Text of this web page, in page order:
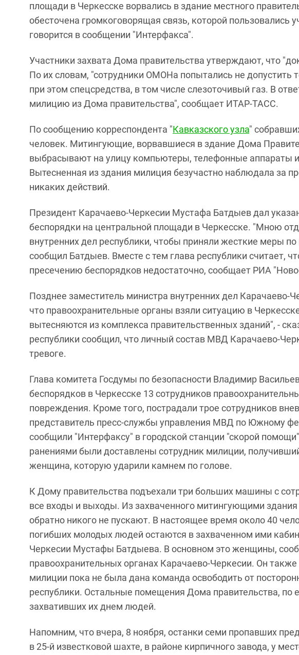
площади в Черкесске ворвались в здание местного
обесточена громкоговорящая связь, которой пользовались
говорится в сообщении "Интерфакса".
Участники захвата Дома правительства утверждают, что
По их словам, "сотрудники ОМОНа попытались не допустить
при этом спецсредства, в том числе слезоточивый газ. В
милицию из Дома правительства", сообщает ИТАР-ТАСС.
По сообщению корреспондента "Кавказского узла"
человек. Митингующие, ворвавшиеся в здание Дома
выбрасывают на улицу компьютеры, телефонные аппараты
Вытесненная из здания милиция безучастно наблюдала за
никаких действий.
Президент Карачаево-Черкесии Мустафа Батдыев дал
беспорядки на центральной площади в Черкесске. "Мною
внутренних дел республики, чтобы приняли жесткие меры
сообщил Батдыев. Вместе с тем глава республики считает,
пресечению беспорядков недостаточно, сообщает РИА
Позднее заместитель министра внутренних дел Карачаево-
что правоохранительные органы взяли ситуацию в
вытесняются из комплекса правительственных зданий", -
республики сообщил, что личный состав МВД Карачаево-
тревоге.
Глава комитета Госдумы по безопасности Владимир
беспорядков в Черкесске 13 сотрудников
повреждения. Кроме того, пострадали трое сотрудников
представитель пресс-службы управления МВД по Южному
сообщили "Интерфаксу" в городской станции "скорой
ранениями были доставлены сотрудник милиции,
женщина, которую ударили камнем по голове.
К Дому правительства подъехали три больших машины с
все входы и выходы. Из захваченного митингующими
обратно никого не пускают. В настоящее время около 40
погибших молодых людей остаются в захваченном ими
Черкесии Мустафы Батдыева. В основном это женщины,
правоохранительных органах Карачаево-Черкесии. Он
милиции пока не была дана команда освободить от
республики. Остальные помещения Дома правительства, по
захвативших их днем людей.
Напомним, что вчера, 8 ноября, останки семи пропавших
в 25-й известковой шахте, в районе кирпичного завода, у